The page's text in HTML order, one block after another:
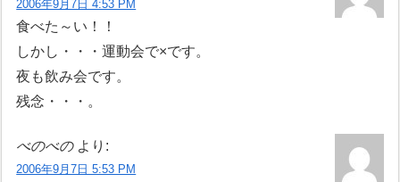
2006年9月7日 4:53 PM
食べた～い！！
しかし・・・運動会で×です。
夜も飲み会です。
残念・・・。
べのべの より:
2006年9月7日 5:53 PM